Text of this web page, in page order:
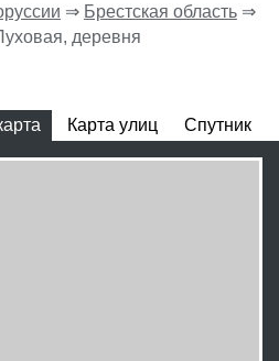
⇒ Брестская область ⇒
деревня
Карта улиц Спутник